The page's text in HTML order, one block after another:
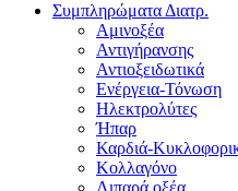
Συμπληρώματα Διατρ.
Αμινοξέα
Αντιγήρανσης
Αντιοξειδωτικά
Ενέργεια-Τόνωση
Ηλεκτρολύτες
Ήπαρ
Καρδιά-
Κολλαγόνο
Λιπαρά οξέα